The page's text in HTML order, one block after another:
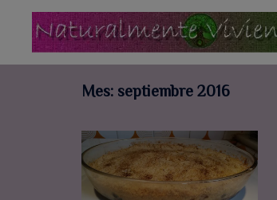
contenido
Mes: septiembre 2016